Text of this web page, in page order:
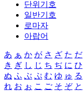
단위기호
일반기호
로마자
아랍어
あ ぁ か が さ ざ た だ
き ぎ し じ ち ぢ に ひ
ぬ ふ ぶ ぷ む ゆ ゅ る
れ お ぉ こ ご そ ぞ と